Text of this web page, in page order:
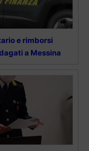
e rimborsi
a Messina